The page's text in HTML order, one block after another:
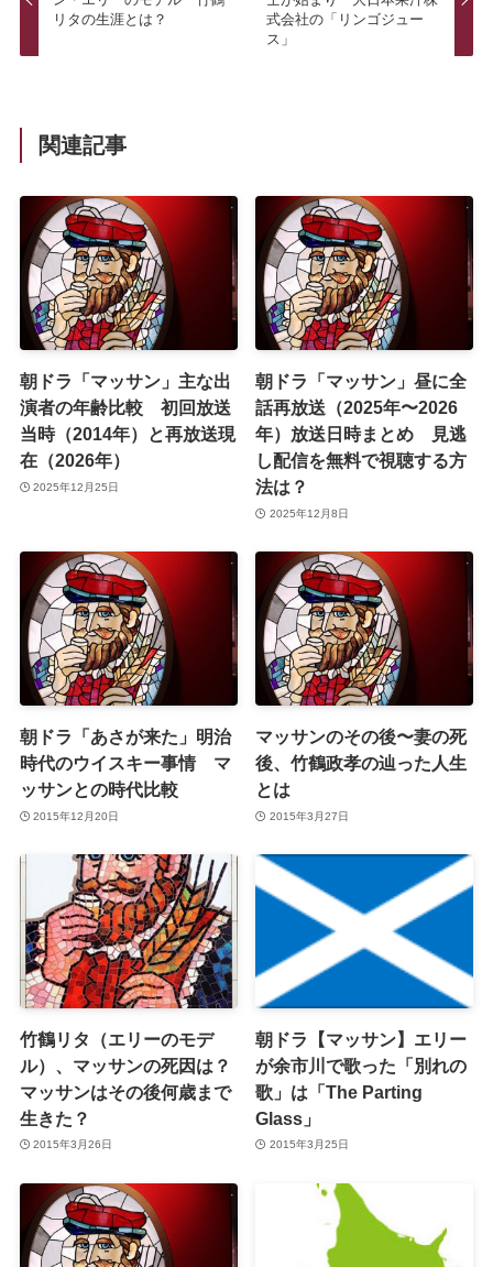
リタの生涯とは？
式会社の「リンゴジュー
ス」
関連記事
朝ドラ「マッサン」主な出
演者の年齢比較 初回放送
当時（2014年）と再放送現
在（2026年）
2025年12月25日
朝ドラ「マッサン」昼に全
話再放送（2025年〜2026
年）放送日時まとめ 見逃
し配信を無料で視聴する方
法は？
2025年12月8日
朝ドラ「あさが来た」明治
時代のウイスキー事情 マ
ッサンとの時代比較
2015年12月20日
マッサンのその後〜妻の死
後、竹鶴政孝の辿った人生
とは
2015年3月27日
竹鶴リタ（エリーのモデ
ル）、マッサンの死因は？
マッサンはその後何歳まで
生きた？
2015年3月26日
朝ドラ【マッサン】エリー
が余市川で歌った「別れの
歌」は「The Parting
Glass」
2015年3月25日